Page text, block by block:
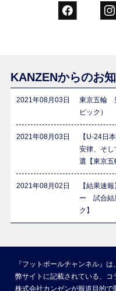
KANZENからのお
2021年08月03日
東京五輪
ピック）
2021年08月03日
【U-24日
安律、そ
選【東京五
2021年08月02日
【結果速
ー 試合結
ク】
『フットボールチャンネル』
弊サイトに記載されている、コ
株式会社カンゼンが報道目的